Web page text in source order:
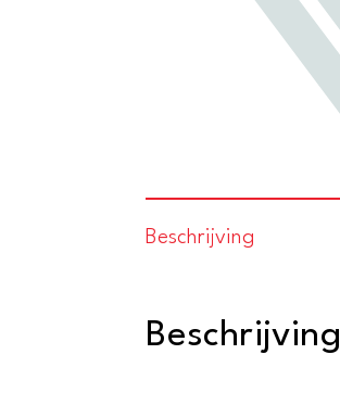
Beschrijving
Beschrijving